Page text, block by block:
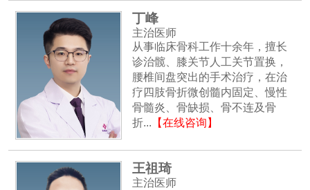
丁峰
主治医师
从事临床骨科工作十余年，擅长
诊治髋、膝关节人工关节置换，
腰椎间盘突出的手术治疗，在治
疗四肢骨折微创髓内固定、慢性
骨髓炎、骨缺损、骨不连及骨
折... 【在线咨询】
王祖琦
主治医师